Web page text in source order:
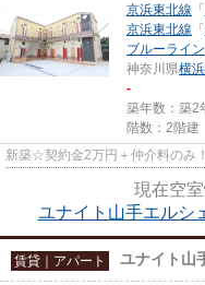
京浜東北線 「
京浜東北線 「
ブルーライン
神奈川県横
-
築年数：築2
階数：2階建
新築☆契約金2万円＋仲介料のみ
現在空
ユナイト山手エルシ
賃貸｜アパート ユナイト山